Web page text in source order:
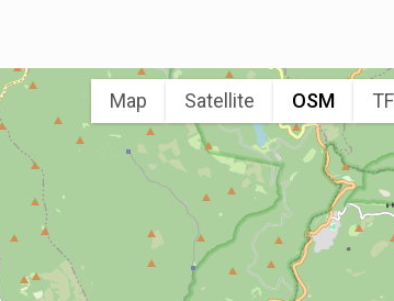
Map Satellite OSM